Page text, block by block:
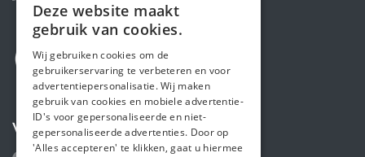
Volg ons
ENGLISH
Deze website maakt
gebruik van cookies.
Wij gebruiken cookies om de
gebruikerservaring te verbeteren en voor
advertentiepersonalisatie. Wij maken
gebruik van cookies en mobiele advertentie-
ID's voor gepersonaliseerde en niet-
gepersonaliseerde advertenties. Door op
'Alles accepteren' te klikken, gaat u hiermee